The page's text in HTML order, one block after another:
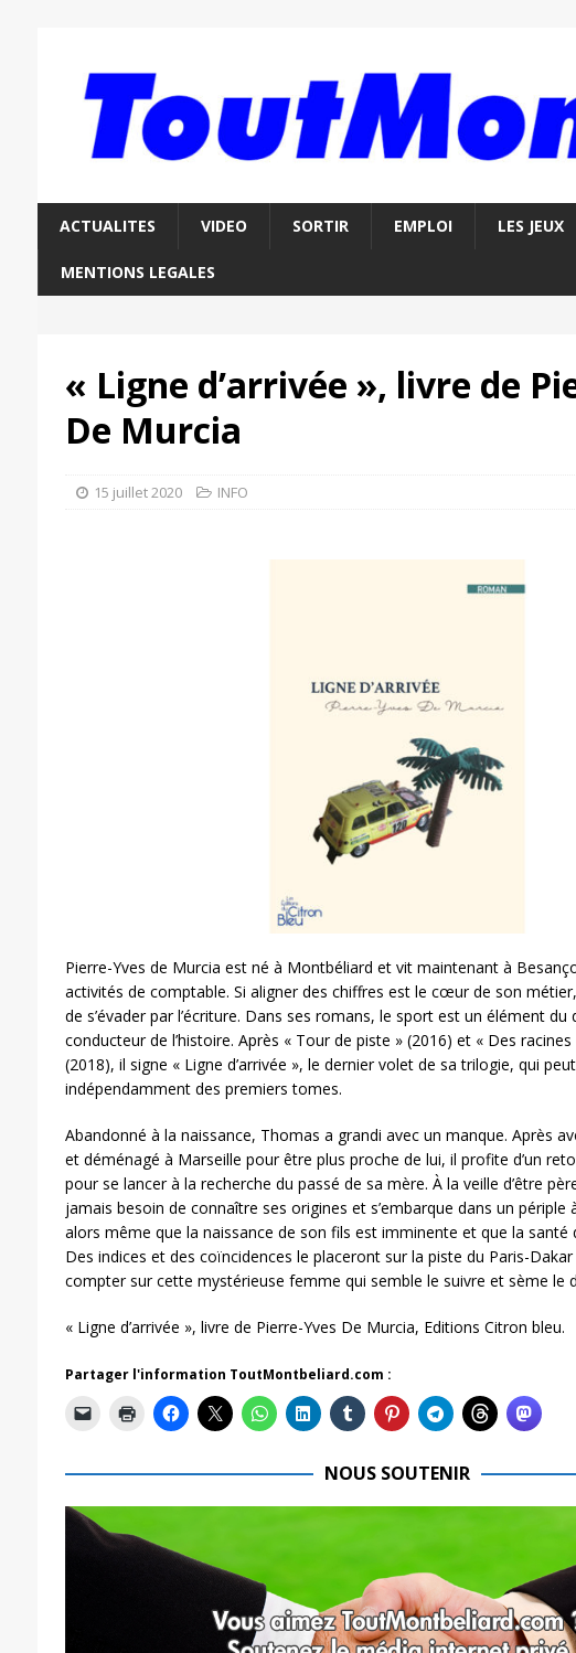
ACTUALITES VIDEO SORTIR EMPLOI LES JEUX
MENTIONS LEGALES
« Ligne d’arrivée », livre de
De Murcia
15 juillet 2020 INFO
Pierre-Yves de Murcia est né à Montbéliard et vit maintenant à
activités de comptable. Si aligner des chiffres est le cœur de son
de s’évader par l’écriture. Dans ses romans, le sport est un élément du
conducteur de l’histoire. Après « Tour de piste » (2016) et « Des
(2018), il signe « Ligne d’arrivée », le dernier volet de sa trilogie, qui
indépendamment des premiers tomes.
Abandonné à la naissance, Thomas a grandi avec un manque. Après
et déménagé à Marseille pour être plus proche de lui, il profite d’un
pour se lancer à la recherche du passé de sa mère. À la veille d’être
jamais besoin de connaître ses origines et s’embarque dans un périple
alors même que la naissance de son fils est imminente et que la santé
Des indices et des coïncidences le placeront sur la piste du Paris-Dakar
compter sur cette mystérieuse femme qui semble le suivre et sème le
« Ligne d’arrivée », livre de Pierre-Yves De Murcia, Editions Citron bleu.
Partager l'information ToutMontbeliard.com :
NOUS SOUTENIR